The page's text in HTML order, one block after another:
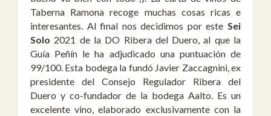
Taberna Ramona recoge muchas cosas ricas e
interesantes. Al final nos decidimos por este Sei
Solo 2021 de la DO Ribera del Duero, al que la
Guía Peñín le ha adjudicado una puntuación de
99/100. Esta bodega la fundó Javier Zaccagnini, ex
presidente del Consejo Regulador Ribera del
Duero y co-fundador de la bodega Aalto. Es un
excelente vino, elaborado exclusivamente con la